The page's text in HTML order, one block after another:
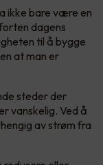
ikke bare være en
dagens
til å bygge
at man er
steder der
vanskelig. Ved å
av strøm fra